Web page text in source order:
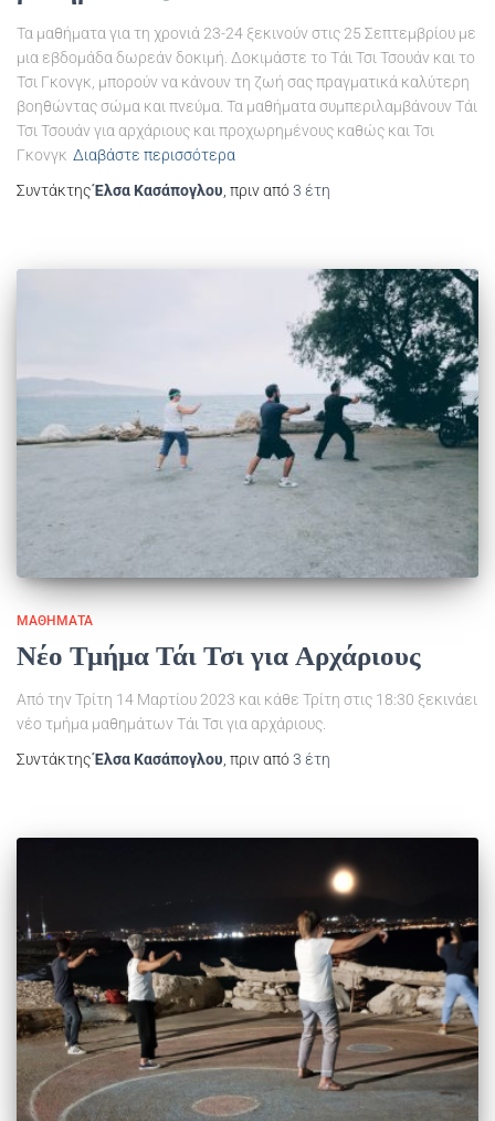
Τα μαθήματα για τη χρονιά 23-24 ξεκινούν στις 25 Σεπτεμβρίου με
μια εβδομάδα δωρεάν δοκιμή. Δοκιμάστε το Τάι Τσι Τσουάν και το
Τσι Γκονγκ, μπορούν να κάνουν τη ζωή σας πραγματικά καλύτερη
βοηθώντας σώμα και πνεύμα. Τα μαθήματα συμπεριλαμβάνουν Τάι
Τσι Τσουάν για αρχάριους και προχωρημένους καθώς και Τσι
Γκονγκ Διαβάστε περισσότερα
ΣυντάκτηςΈλσα Κασάπογλου, πριν από3 έτη
ΜΑΘΉΜΑΤΑ
Νέο Τμήμα Τάι Τσι για Αρχάριους
Από την Τρίτη 14 Μαρτίου 2023 και κάθε Τρίτη στις 18:30 ξεκινάει
νέο τμήμα μαθημάτων Τάι Τσι για αρχάριους.
ΣυντάκτηςΈλσα Κασάπογλου , πριν από3 έτη